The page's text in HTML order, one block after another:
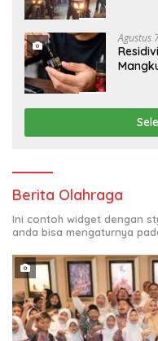
Agustus
Berita Olahraga
Ini contoh widget dengan
anda bisa mengaturnya